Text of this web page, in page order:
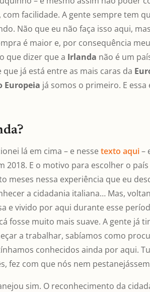
facilidade. A gente sempre tem
Não que eu não faça isso aqui,
é maior e, por consequência
que dizer que a Irlanda não é um
que já está entre as mais caras da
Europeia já somos o primeiro. E
lá em cima – e nessetexto aqui–
2018. E o motivo para escolher o
meses nessa experiência que eu
a cidadania italiana… Mas,
e vivido por aqui durante esse
fosse muito mais suave. A gente já
a trabalhar, sabíamos como
conhecidos ainda por aqui.
fez com que nós nem
sim. O reconhecimento da